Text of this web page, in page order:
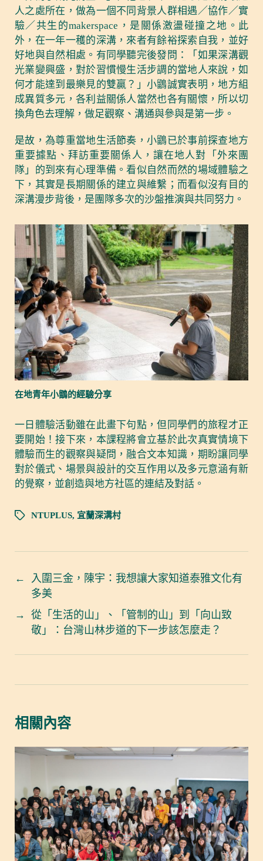
人之處所在，做為一個不同背景人群相遇／協作／實
驗／共生的makerspace，是關係激盪碰撞之地。此
外，在一年一穫的深溝，來者有餘裕探索自我，並好
好地與自然相處。有同學聽完後發問：「如果深溝觀
光業變興盛，對於習慣慢生活步調的當地人來說，如
何才能達到最樂見的雙贏？」小鶹誠實表明，地方組
成異質多元，各利益關係人當然也各有關懷，所以切
換角色去理解，做足觀察、溝通與參與是第一步。
是故，為尊重當地生活節奏，小鶹已於事前探查地方
重要據點、拜訪重要關係人，讓在地人對「外來團
隊」的到來有心理準備。看似自然而然的場域體驗之
下，其實是長期關係的建立與維繫；而看似沒有目的
深溝漫步背後，是團隊多次的沙盤推演與共同努力。
在地青年小鶹的經驗分享
一日體驗活動雖在此畫下句點，但同學們的旅程才正
要開始！接下來，本課程將會立基於此次真實情境下
體驗而生的觀察與疑問，融合文本知識，期盼讓同學
對於儀式、場景與設計的交互作用以及多元意涵有新
的覺察，並創造與地方社區的連結及對話。
NTUPLUS, 宜蘭深溝村
←
入圍三金，陳宇：我想讓大家知道泰雅文化有
多美
→
從「生活的山」、「管制的山」到「向山致
敬」：台灣山林步道的下一步該怎麼走？
相關內容